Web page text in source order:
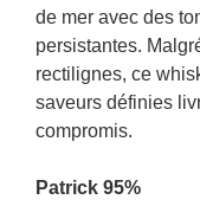
de mer avec des
persistantes.
rectilignes, ce
saveurs définies
compromis.
Patrick 95%